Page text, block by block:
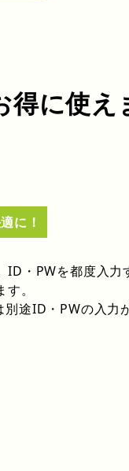
得に使え
に！
ID・PWを都度入
。
途ID・PWの入力